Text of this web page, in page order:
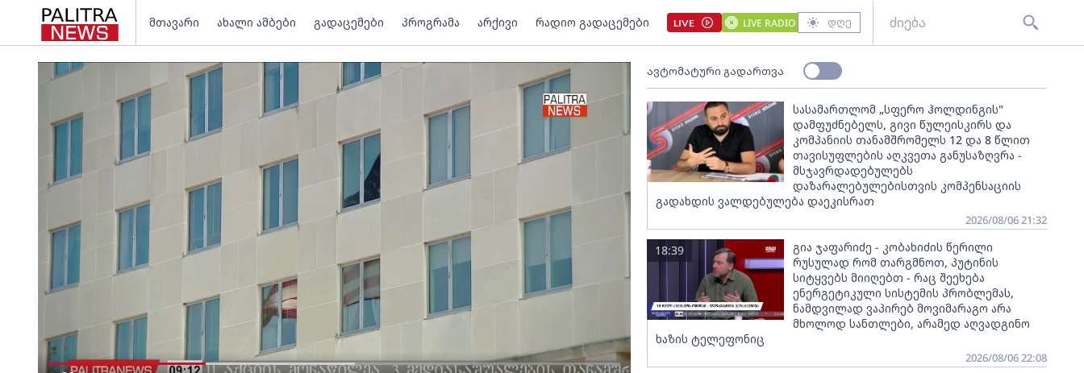
მთავარი ახალი ამბები გადაცემები პროგრამა არქივი რადიო გადაცემები LIVE LIVE RADIO დღე
ავტომატური გადართვა
სასამართლომ „სფერო ჰოლდინგის"
დამფუძნებელს, გივი წულეისკირს და
კომპანიის თანამშრომელს 12 და 8 წლით
თავისუფლების აღკვეთა განუსაზღვრა -
მსჯავრდადებულებს
დაზარალებულებისთვის კომპენსაციის
გადახდის ვალდებულება დაეკისრათ
2026/08/06 21:32
გია ჯაფარიძე - კობახიძის წერილი
რუსულად რომ თარგმნოთ, პუტინის
სიტყვებს მიიღებთ - რაც შეეხება
ენერგეტიკული სისტემის პრობლემას,
ნამდვილად ვაპირებ მოვიმარაგო არა
მხოლოდ სანთლები, არამედ აღვადგინო
ხაზის ტელეფონიც
18:39
2026/08/06 22:08